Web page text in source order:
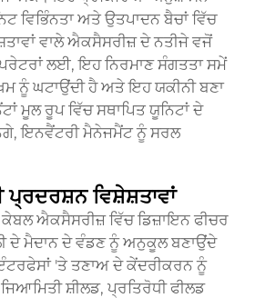
ਵਿਭਿੰਨਤਾ ਅਤੇ ਉਤਪਾਦਨ ਬੈਚਾਂ ਵਿੱਚ
ਵਾਲੇ ਐਕਸੈਸਰੀਜ਼ ਦੇ ਨਤੀਜੇ ਵਜੋਂ
ਲਈ, ਇਹ ਨਿਰਮਾਣ ਸੰਗਤਤਾ ਸਮੇਂ
ਨੂੰ ਘਟਾਉਂਦੀ ਹੈ ਅਤੇ ਇਹ ਯਕੀਨੀ ਬਣਾ
ਮੂਲ ਰੂਪ ਵਿੱਚ ਸਥਾਪਿਤ ਯੂਨਿਟਾਂ ਦੇ
ਇਨਵੈਂਟਰੀ ਮੈਨੇਜਮੈਂਟ ਨੂੰ ਸਰਲ
ਪ੍ਰਦਰਸ਼ਨ ਵਿਸ਼ੇਸ਼ਤਾਵਾਂ
ਐਕਸੈਸਰੀਜ਼ ਵਿੱਚ ਡਿਜ਼ਾਇਨ ਫੀਚਰ
ਦੇ ਮੈਦਾਨ ਦੇ ਵੰਡਣ ਨੂੰ ਅਨੁਕੂਲ ਬਣਾਉਂਦੇ
'ਤੇ ਤਣਾਅ ਦੇ ਕੇਂਦਰੀਕਰਨ ਨੂੰ
ਸ਼ੀਲਡ, ਪ੍ਰਤਿਰੋਧੀ ਫੀਲਡ